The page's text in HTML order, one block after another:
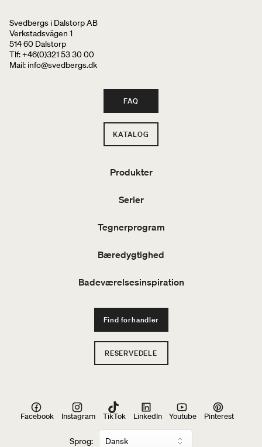
Svedbergs i Dalstorp AB
Verkstadsvägen 1
514 60 Dalstorp
Tlf: +46(0)321 53 30 00
Mail: info@svedbergs.dk
FAQ
KATALOG
Produkter
Serier
Tegnerprogram
Bæredygtighed
Badeværelsesinspiration
Find forhandler
RESERVEDELE
Sprog:
Facebook Instagram TikTok LinkedIn Youtube Pinterest